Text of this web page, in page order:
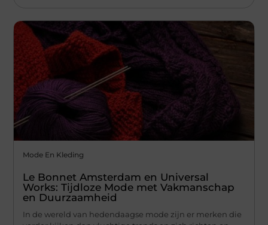
Mode En Kleding
Le Bonnet Amsterdam en Universal
Works: Tijdloze Mode met Vakmanschap
en Duurzaamheid
In de wereld van hedendaagse mode zijn er merken die